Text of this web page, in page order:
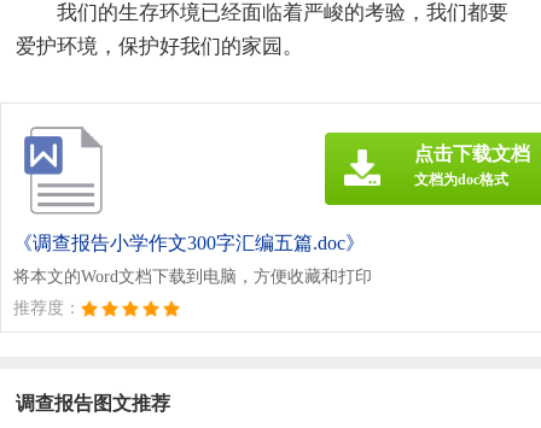
我们的生存环境已经面临着严峻的考验，我们都要
爱护环境，保护好我们的家园。
《调查报告小学作文300字汇编五篇.doc》
将本文的Word文档下载到电脑，方便收藏和打印
推荐度：
点击下载文档
文档为doc格式
调查报告图文推荐